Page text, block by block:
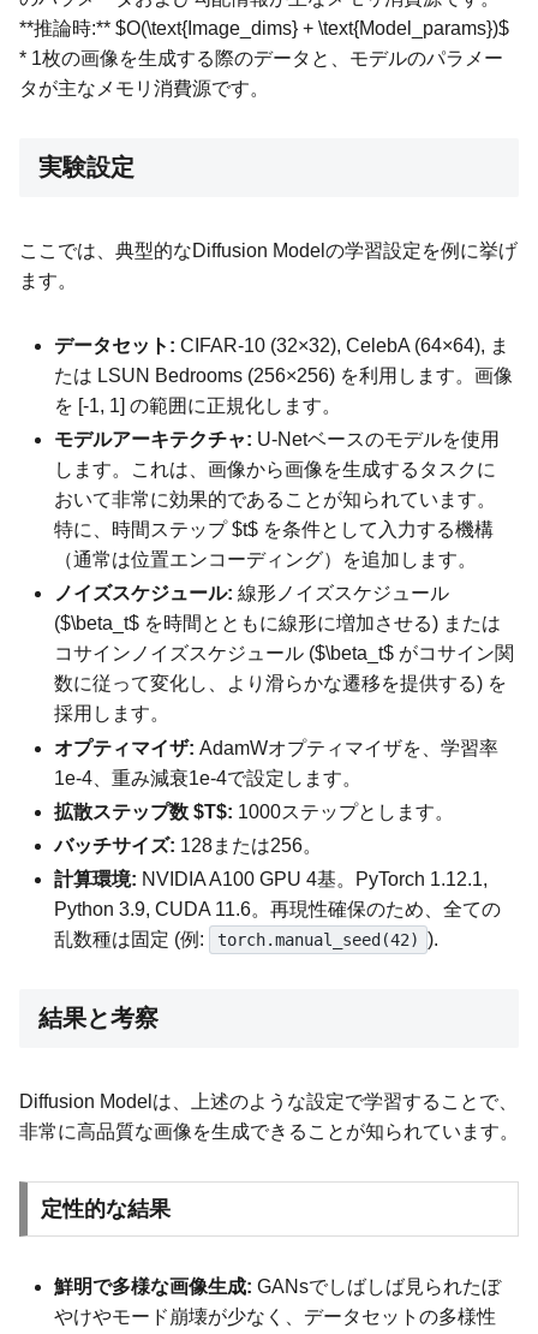
**推論時:** $O(\text{Image_dims} + \text{Model_params})$
* 1枚の画像を生成する際のデータと、モデルのパラメー
タが主なメモリ消費源です。
実験設定
ここでは、典型的なDiffusion Modelの学習設定を例に挙げ
ます。
データセット: CIFAR-10 (32×32), CelebA (64×64), ま
たは LSUN Bedrooms (256×256) を利用します。画像
を [-1, 1] の範囲に正規化します。
モデルアーキテクチャ: U-Netベースのモデルを使用
します。これは、画像から画像を生成するタスクに
おいて非常に効果的であることが知られています。
特に、時間ステップ $t$ を条件として入力する機構
（通常は位置エンコーディング）を追加します。
ノイズスケジュール: 線形ノイズスケジュール
($\beta_t$ を時間とともに線形に増加させる) または
コサインノイズスケジュール ($\beta_t$ がコサイン関
数に従って変化し、より滑らかな遷移を提供する) を
採用します。
オプティマイザ: AdamWオプティマイザを、学習率
1e-4、重み減衰1e-4で設定します。
拡散ステップ数 $T$: 1000ステップとします。
バッチサイズ: 128または256。
計算環境: NVIDIA A100 GPU 4基。PyTorch 1.12.1,
Python 3.9, CUDA 11.6。再現性確保のため、全ての
乱数種は固定 (例:
torch.manual_seed(42) ).
結果と考察
Diffusion Modelは、上述のような設定で学習することで、
非常に高品質な画像を生成できることが知られています。
定性的な結果
鮮明で多様な画像生成: GANsでしばしば見られたぼ
やけやモード崩壊が少なく、データセットの多様性